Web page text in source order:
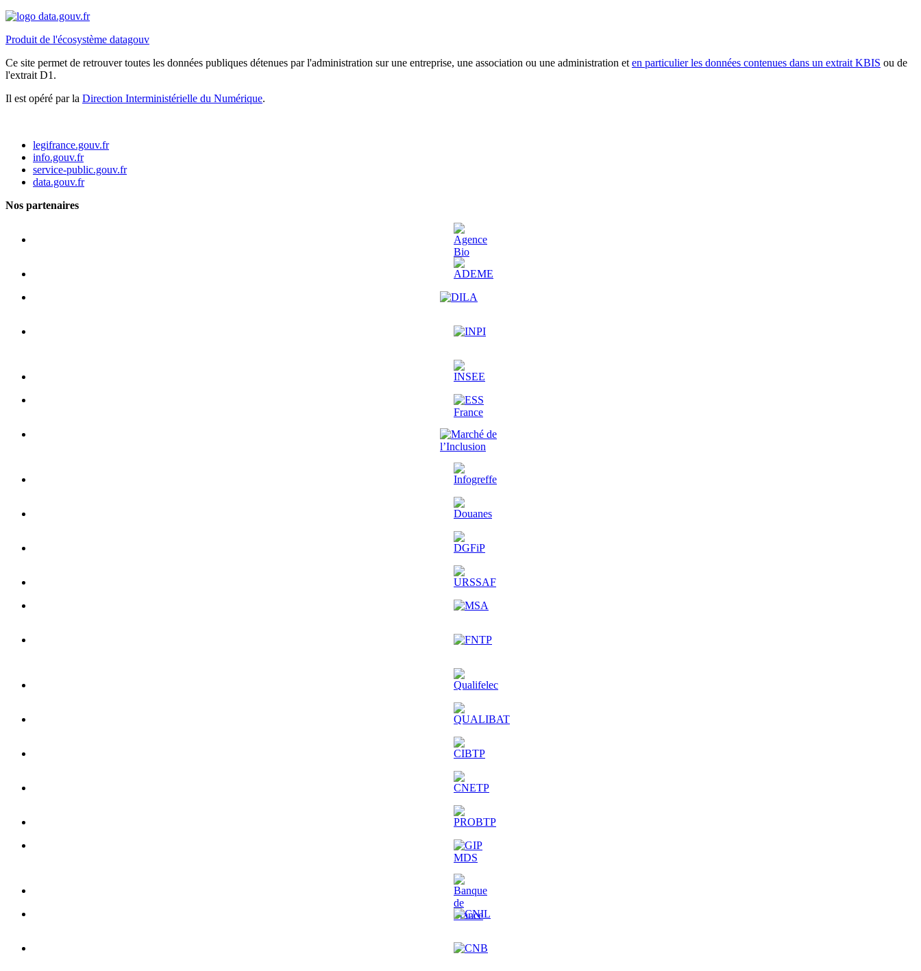
Produit de l'écosystème datagouv
Ce site permet de retrouver toutes les données publiques détenues par l'administration sur une entreprise, une association ou une administration et en particulier les données contenues dans un extrait KBIS ou de
l'extrait D1.
Il est opéré par la Direction Interministérielle du Numérique.
legifrance.gouv.fr
info.gouv.fr
service-public.gouv.fr
data.gouv.fr
Nos partenaires